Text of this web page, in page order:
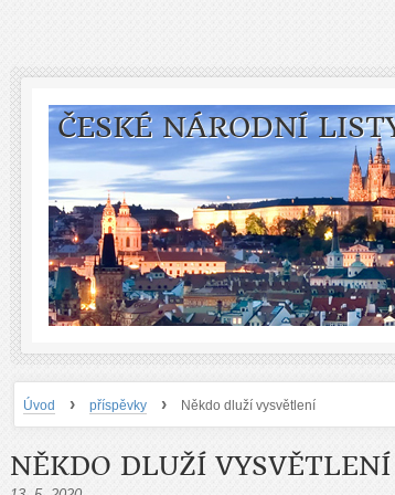
ČESKÉ NÁRODNÍ
Úvod › příspěvky › Někdo dluží vysvětlení
NĚKDO DLUŽÍ VYSVĚTLENÍ